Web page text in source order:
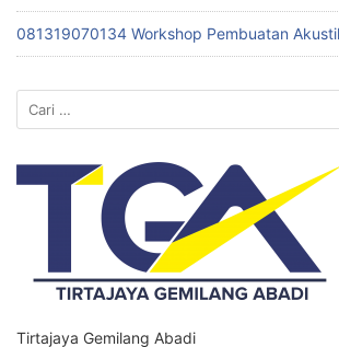
081319070134 Workshop Pembuatan
Cari
untuk:
Tirtajaya Gemilang Abadi